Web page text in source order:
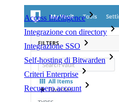
Access Intelligence
Integrazione con directory
Integrazione SSO
Self-hosting di Bitwarden
Criteri Enterprise
Recupero account